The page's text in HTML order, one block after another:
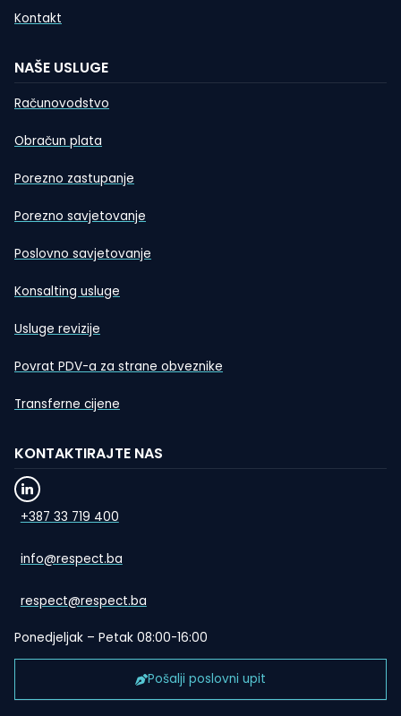
Kontakt
NAŠE USLUGE
Računovodstvo
Obračun plata
Porezno zastupanje
Porezno savjetovanje
Poslovno savjetovanje
Konsalting usluge
Usluge revizije
Povrat PDV-a za strane obveznike
Transferne cijene
KONTAKTIRAJTE NAS
+387 33 719 400
info@respect.ba
respect@respect.ba
Ponedjeljak – Petak 08:00-16:00
Pošalji poslovni upit